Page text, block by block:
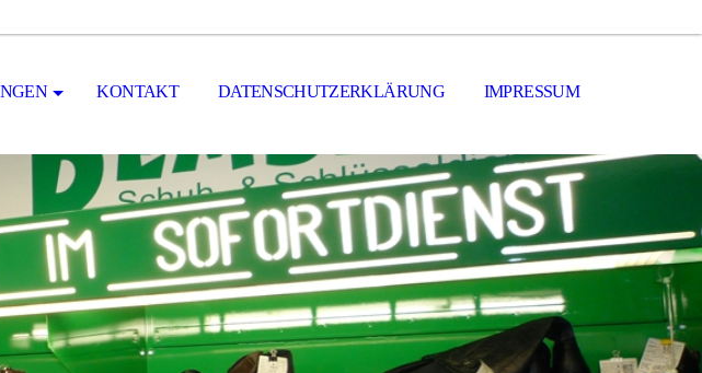
KONTAKT DATENSCHUTZERKLÄRUNG IMPRESSUM